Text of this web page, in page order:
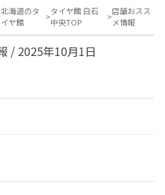
北海道のタ
イヤ館
タイヤ館 白石
中央TOP
店舗おスス
メ情報
/ 2025年10月1日